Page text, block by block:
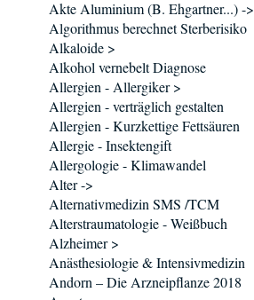
Akte Aluminium (B. Ehgartner...) ->
Algorithmus berechnet Sterberisiko
Alkaloide >
Alkohol vernebelt Diagnose
Allergien - Allergiker >
Allergien - verträglich gestalten
Allergien - Kurzkettige Fettsäuren
Allergie - Insektengift
Allergologie - Klimawandel
Alter ->
Alternativmedizin SMS /TCM
Alterstraumatologie - Weißbuch
Alzheimer >
Anästhesiologie & Intensivmedizin
Andorn – Die Arzneipflanze 2018